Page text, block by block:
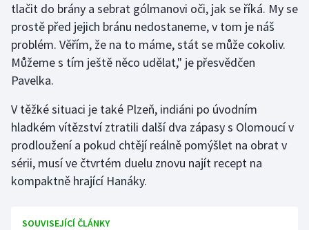
Rychlobruslení
Rychlostní kanoistika
Short track
Sportovní střelba
Stolní tenis
Triatlon
tlačit do brány a sebrat gólmanovi oči, jak se říká. My se
prostě před jejich bránu nedostaneme, v tom je náš
problém. Věřím, že na to máme, stát se může cokoliv.
Můžeme s tím ještě něco udělat," je přesvědčen
Pavelka.
V těžké situaci je také Plzeň, indiáni po úvodním
hladkém vítězství ztratili další dva zápasy s Olomoucí v
prodloužení a pokud chtějí reálně pomýšlet na obrat v
sérii, musí ve čtvrtém duelu znovu najít recept na
kompaktně hrající Hanáky.
SOUVISEJÍCÍ ČLÁNKY